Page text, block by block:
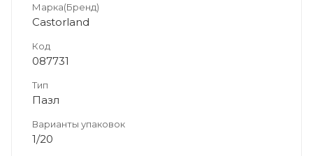
Марка(Бренд)
Castorland
Код
087731
Тип
Пазл
Варианты упаковок
1/20